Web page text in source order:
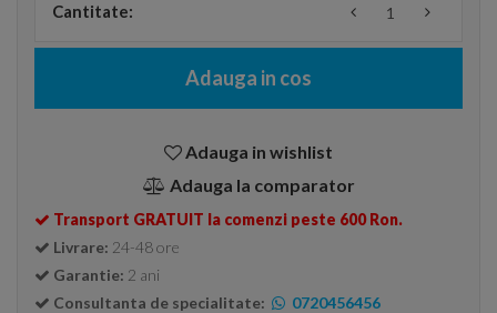
Cantitate:
Adauga in cos
Adauga in wishlist
Adauga la comparator
Transport GRATUIT la comenzi peste 600 Ron.
Livrare: 24-48 ore
Garantie: 2 ani
Consultanta de specialitate:
0720456456